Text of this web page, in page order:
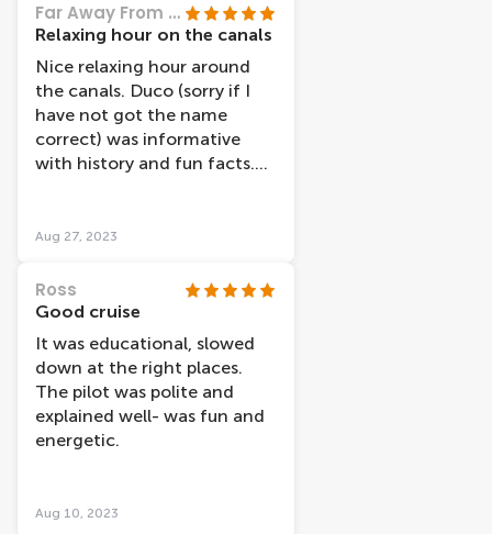
with Lovers as their boats
appear a lot more modern
than many others we saw. I
would definitely recommend
the cruise and my teenage
daughter said it was one of
the nicest things we did
Far Away From Every Day
Relaxing hour on the canals
Nice relaxing hour around
the canals. Duco (sorry if I
have not got the name
correct) was informative
with history and fun facts.
Aug 27, 2023
Ross
Good cruise
It was educational, slowed
down at the right places.
The pilot was polite and
explained well- was fun and
energetic.
Aug 10, 2023